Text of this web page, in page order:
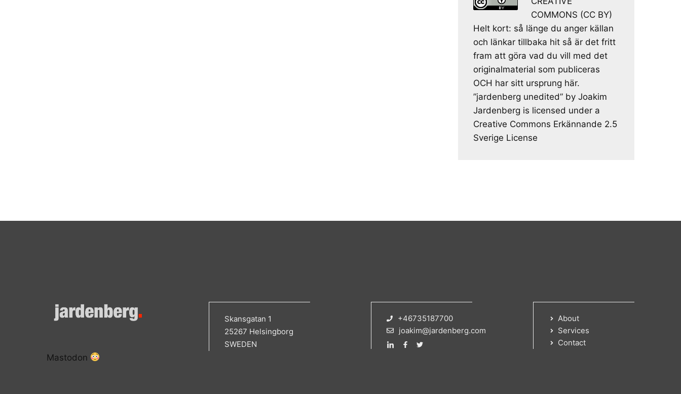
COMMONS (CC BY)
Helt kort: så länge du anger källan
och länkar tillbaka hit så är det fritt
fram att göra vad du vill med det
originalmaterial som publiceras
OCH har sitt ursprung här.
”jardenberg unedited” by Joakim
Jardenberg is licensed under a
Creative Commons Erkännande 2.5
Sverige License
Skansgatan 1
25267 Helsingborg
SWEDEN
+46735187700
joakim@jardenberg.com
About
Services
Contact
Mastodon